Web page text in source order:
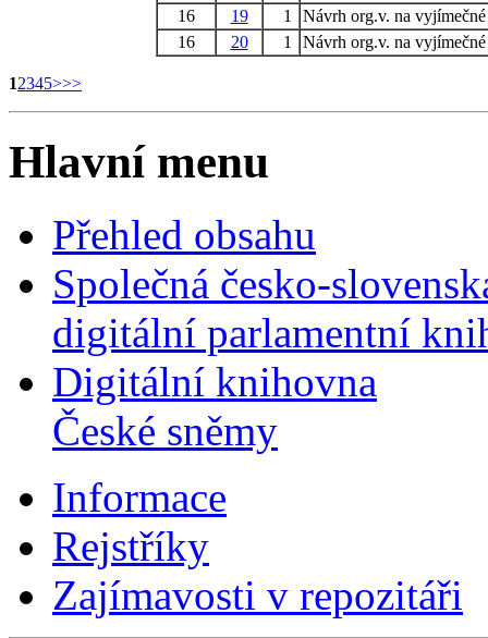
16
19 1
Návrh org.v. na vyjímečné
16
20 1 Návrh org.v. na vyjímečné
12345>>>
Hlavní menu
Přehled obsahu
Společná česko-
digitální parlamentní
Digitální knihovna
České sněmy
Informace
Rejstříky
Zajímavosti v repozitáři